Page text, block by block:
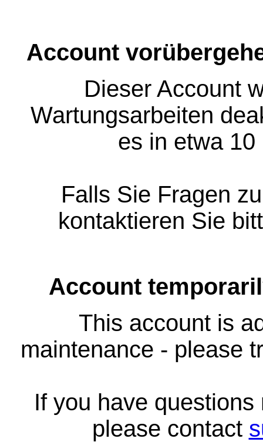
Account
Dieser Account
Wartungsarbeiten
es in etwa
Falls Sie Fragen
kontaktieren Sie
Account
This account is
maintenance - please
If you have
please contact